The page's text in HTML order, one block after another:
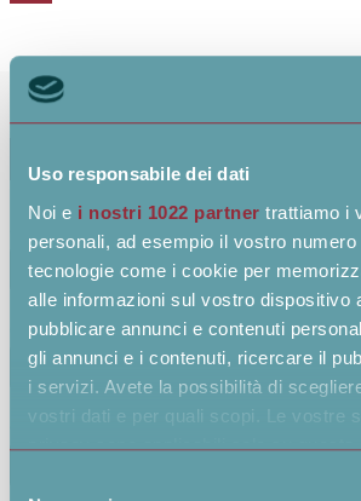
Uso responsabile dei dati
Noi e i nostri 1022 partner trattiamo i
personali, ad esempio il vostro
tecnologie come i cookie per
alle informazioni sul vostro dispositivo
pubblicare annunci e contenuti
gli annunci e i contenuti, ricercare il
i servizi. Avete la possibilità di
vostri dati e per quali scopi. Le vostre
privacy sono applicabili solo su questa
Qualità dei servizi e prodotti offerti
Competenza tecnica del personale